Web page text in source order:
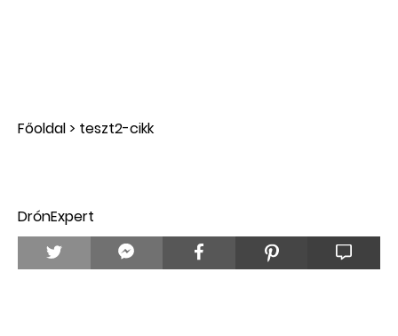
Főoldal> teszt2-cikk
DrónExpert